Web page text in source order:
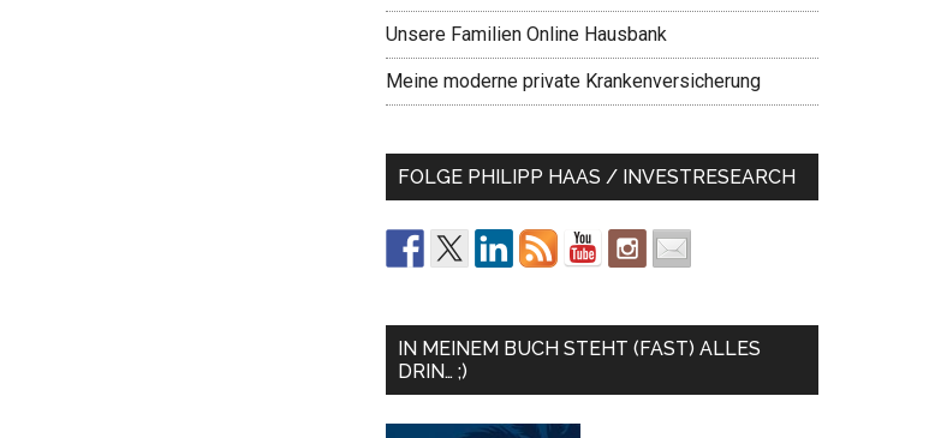
Unsere Familien Online Hausbank
Meine moderne private Krankenversicherung
FOLGE PHILIPP HAAS / INVESTRESEARCH
IN MEINEM BUCH STEHT (FAST) ALLES
DRIN… ;)